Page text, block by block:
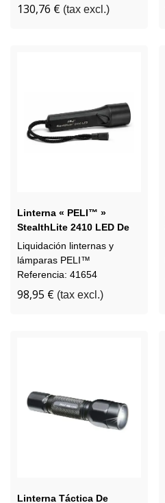
130,76 € (tax excl.)
Linterna « PELI™ »
StealthLite 2410 LED De
Primera Generación,
Reacondicionada
Liquidación linternas y
lámparas PELI™
Referencia: 41654
98,95 € (tax excl.)
Linterna Táctica De